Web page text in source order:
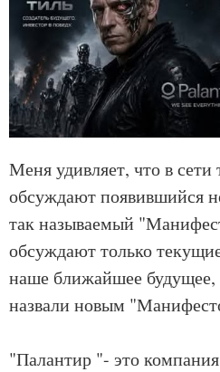
Меня удивляет, что в
обсуждают появившийся
так называемый
обсуждают только
наше ближайшее
назвали новым
"Палантир "- это